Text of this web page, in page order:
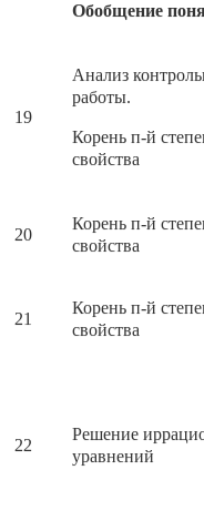
Обобщение
19
Анализ
работы.
Корень п-й
свойства
20
Корень п-й
свойства
21
Корень п-й
свойства
22
Решение
уравнений